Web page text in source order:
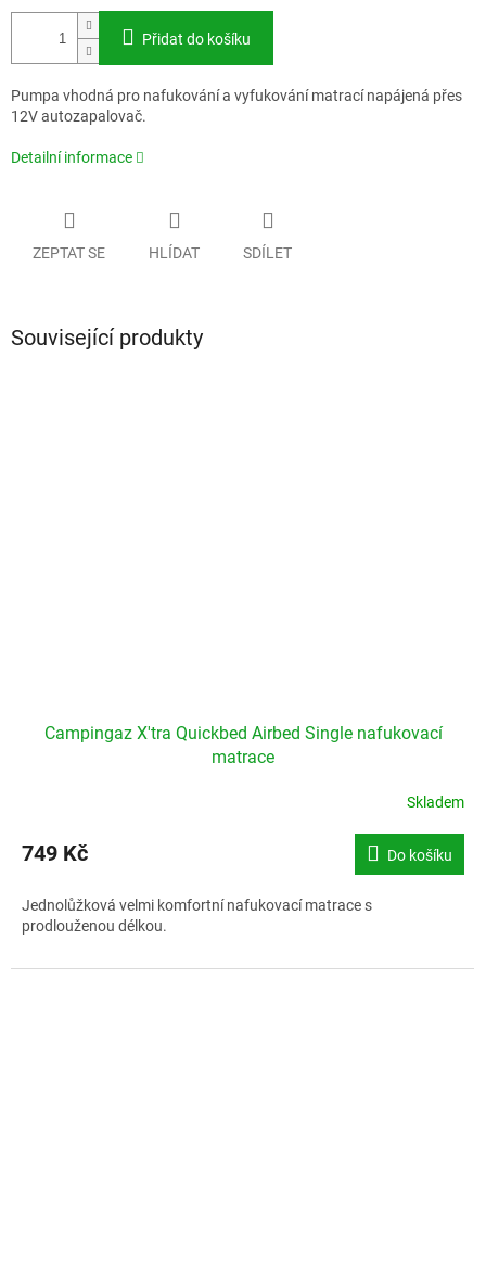
Přidat do košíku
Pumpa vhodná pro nafukování a vyfukování matrací napájená přes
12V autozapalovač.
Detailní informace
ZEPTAT SE HLÍDAT SDÍLET
Související produkty
Campingaz X'tra Quickbed Airbed Single nafukovací
matrace
Skladem
749 Kč Do košíku
Jednolůžková velmi komfortní nafukovací matrace s
prodlouženou délkou.